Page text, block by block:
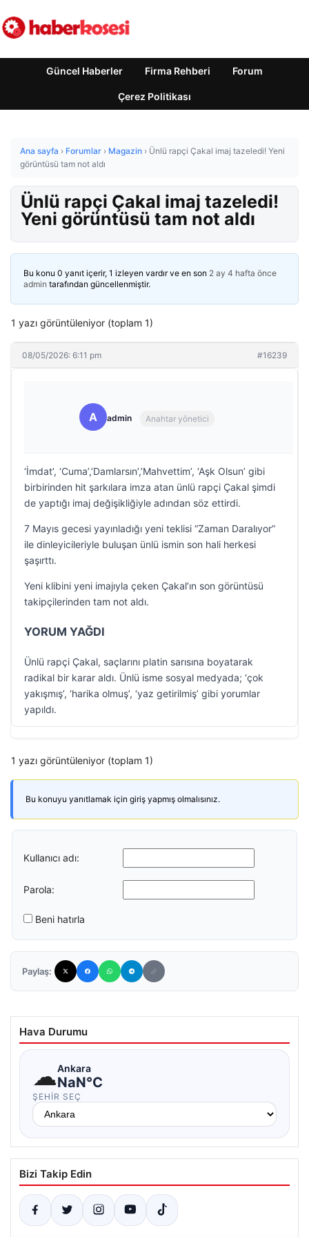
Güncel Haberler Firma Rehberi Forum
Çerez Politikası
Ana sayfa › Forumlar › Magazin › Ünlü rapçi Çakal imaj tazeledi! Yeni
görüntüsü tam not aldı
Ünlü rapçi Çakal imaj tazeledi!
Yeni görüntüsü tam not aldı
Bu konu 0 yanıt içerir, 1 izleyen vardır ve en son 2 ay 4 hafta önce
admin tarafından güncellenmiştir.
1 yazı görüntüleniyor (toplam 1)
08/05/2026: 6:11 pm #16239
A admin Anahtar yönetici
‘İmdat’, ‘Cuma’,’Damlarsın’,’Mahvettim’, ‘Aşk Olsun’ gibi
birbirinden hit şarkılara imza atan ünlü rapçi Çakal şimdi
de yaptığı imaj değişikliğiyle adından söz ettirdi.
7 Mayıs gecesi yayınladığı yeni teklisi “Zaman Daralıyor”
ile dinleyicileriyle buluşan ünlü ismin son hali herkesi
şaşırttı.
Yeni klibini yeni imajıyla çeken Çakal’ın son görüntüsü
takipçilerinden tam not aldı.
YORUM YAĞDI
Ünlü rapçi Çakal, saçlarını platin sarısına boyatarak
radikal bir karar aldı. Ünlü isme sosyal medyada; ‘çok
yakışmış’, ‘harika olmuş’, ‘yaz getirilmiş’ gibi yorumlar
yapıldı.
1 yazı görüntüleniyor (toplam 1)
Bu konuyu yanıtlamak için giriş yapmış olmalısınız.
Kullanıcı adı:
Parola:
Beni hatırla
Paylaş:
Hava Durumu
☁Ankara
NaN°C
ŞEHIR SEÇ
Bizi Takip Edin